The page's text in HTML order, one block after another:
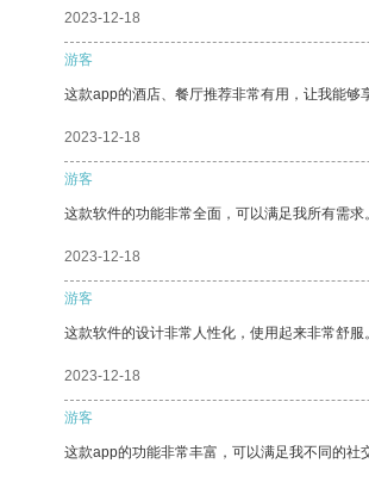
2023-12-18
游客
这款app的酒店、餐厅推荐非常有用，让我能够
2023-12-18
游客
这款软件的功能非常全面，可以满足我所有需求。
2023-12-18
游客
这款软件的设计非常人性化，使用起来非常舒服。
2023-12-18
游客
这款app的功能非常丰富，可以满足我不同的社